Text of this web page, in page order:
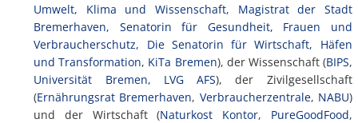
Umwelt, Klima und Wissenschaft, Magistrat der Stadt
Bremerhaven, Senatorin für Gesundheit, Frauen und
Verbraucherschutz, Die Senatorin für Wirtschaft, Häfen
und Transformation, KiTa Bremen), der Wissenschaft (BIPS,
Universität Bremen, LVG AFS), der Zivilgesellschaft
(Ernährungsrat Bremerhaven, Verbraucherzentrale, NABU)
und der Wirtschaft (Naturkost Kontor, PureGoodFood,